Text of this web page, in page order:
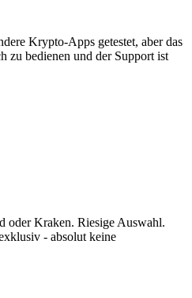
Krypto-Apps getestet, aber das
zu bedienen und der Support ist
oder Kraken. Riesige Auswahl.
- absolut keine